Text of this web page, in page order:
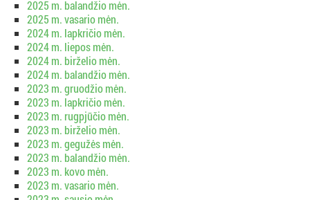
2025 m. balandžio mėn.
2025 m. vasario mėn.
2024 m. lapkričio mėn.
2024 m. liepos mėn.
2024 m. birželio mėn.
2024 m. balandžio mėn.
2023 m. gruodžio mėn.
2023 m. lapkričio mėn.
2023 m. rugpjūčio mėn.
2023 m. birželio mėn.
2023 m. gegužės mėn.
2023 m. balandžio mėn.
2023 m. kovo mėn.
2023 m. vasario mėn.